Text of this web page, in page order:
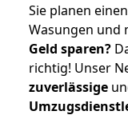
Sie planen
Wasungen und
Geld sparen?
richtig! Unser
zuverlässige